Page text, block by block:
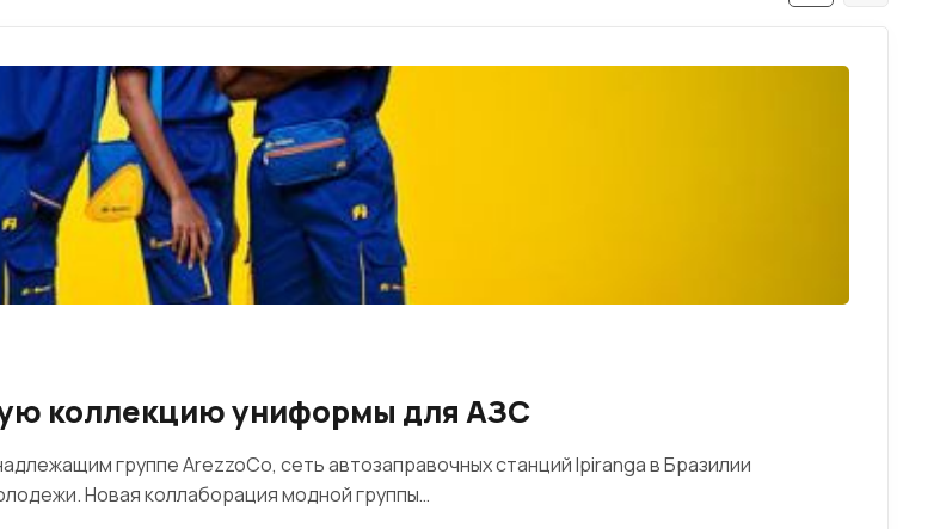
коллекцию униформы для АЗС
группе ArezzoCo, сеть автозаправочных станций Ipiranga в Бразилии
Новая коллаборация модной группы…